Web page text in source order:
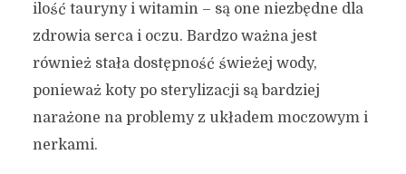
ilość tauryny i witamin – są one niezbędne dla
zdrowia serca i oczu. Bardzo ważna jest
również stała dostępność świeżej wody,
ponieważ koty po sterylizacji są bardziej
narażone na problemy z układem moczowym i
nerkami.